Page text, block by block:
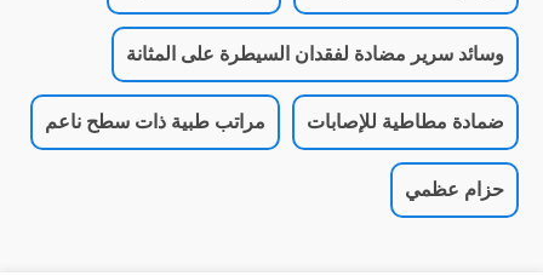
وسائد سرير مضادة لفقدان السيطرة على المثانة
ضمادة مطاطية للإصابات مراتب طبية ذات سطح ناعم
حزام عظمي